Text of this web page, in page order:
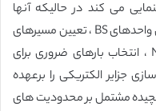
می کند در حالیکه آنها
مسئولیت ارزیابی شرایط سیستم، راه اندازی واحدهای BS ، تعیین مسیرهای
انتقال برای کرانک واحدهای تولیدی NBS ، انتخاب بارهای ضروری برای
جزایر الکتریکی را برعهده
مشتمل بر محدودیت های